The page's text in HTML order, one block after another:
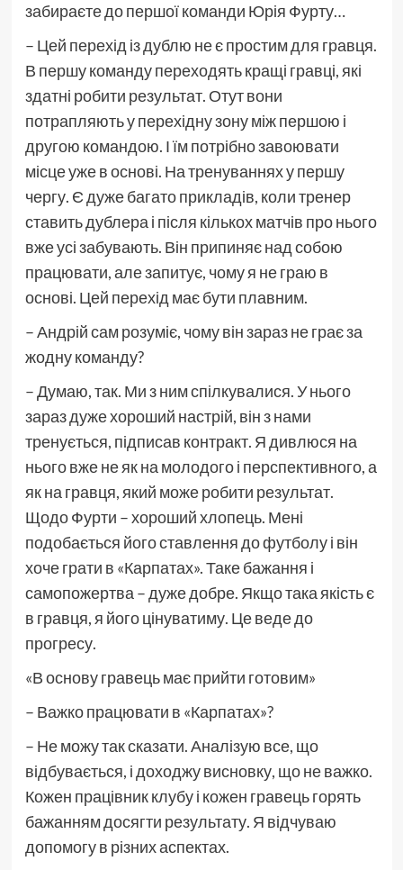
забираєте до першої команди Юрія Фурту…
– Цей перехід із дублю не є простим для гравця.
В першу команду переходять кращі гравці, які
здатні робити результат. Отут вони
потрапляють у перехідну зону між першою і
другою командою. І їм потрібно завоювати
місце уже в основі. На тренуваннях у першу
чергу. Є дуже багато прикладів, коли тренер
ставить дублера і після кількох матчів про нього
вже усі забувають. Він припиняє над собою
працювати, але запитує, чому я не граю в
основі. Цей перехід має бути плавним.
– Андрій сам розуміє, чому він зараз не грає за
жодну команду?
– Думаю, так. Ми з ним спілкувалися. У нього
зараз дуже хороший настрій, він з нами
тренується, підписав контракт. Я дивлюся на
нього вже не як на молодого і перспективного, а
як на гравця, який може робити результат.
Щодо Фурти – хороший хлопець. Мені
подобається його ставлення до футболу і він
хоче грати в «Карпатах». Таке бажання і
самопожертва – дуже добре. Якщо така якість є
в гравця, я його цінуватиму. Це веде до
прогресу.
«В основу гравець має прийти готовим»
– Важко працювати в «Карпатах»?
– Не можу так сказати. Аналізую все, що
відбувається, і доходжу висновку, що не важко.
Кожен працівник клубу і кожен гравець горять
бажанням досягти результату. Я відчуваю
допомогу в різних аспектах.